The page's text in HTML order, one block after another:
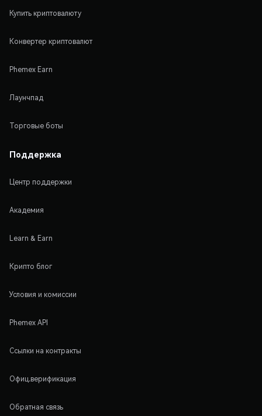
Купить криптовалюту
Конвертер криптовалют
Phemex Earn
Лаунчпад
Торговые боты
Поддержка
Центр поддержки
Академия
Learn & Earn
Крипто блог
Условия и комиссии
Phemex API
Ссылки на контракты
Офиц.верификация
Обратная связь